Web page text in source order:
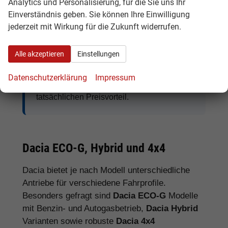
Tipp:Vergleichen Sie bei Dacia EU-
sondern auch Ausstattung, Lieferzeit,
Zusatzkosten. So erkennen Sie den
tatsächlichen Preisvorteil.
Dacia ECO-G, Hybrid und 4x4
Dacia bietet je nach Modell unterschiedliche
Antriebe für verschiedene Fahrprofile.
Besonders gefragt sind Dacia ECO-G Modelle
mit Benzin- und Autogasbetrieb, Dacia Hybrid
Varianten sowie robuste Dacia 4x4
Analytics und Personalisierung, für die Sie uns Ihr
Einverständnis geben. Sie können Ihre Einwilligung
jederzeit mit Wirkung für die Zukunft widerrufen.
Alle akzeptieren Einstellungen
Datenschutzerklärung Impressum